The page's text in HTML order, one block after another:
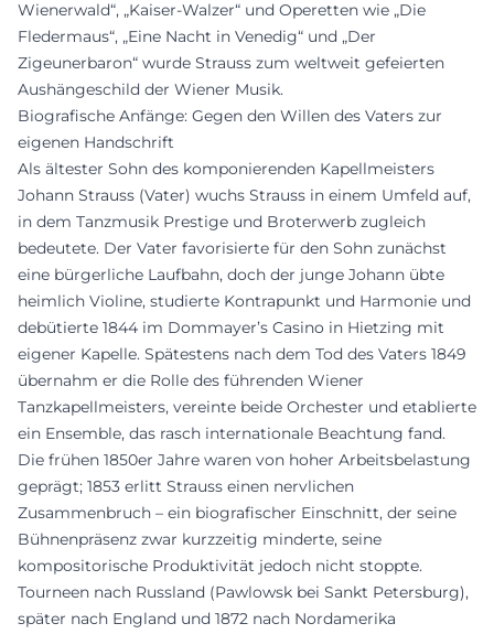
Wienerwald“, „Kaiser-Walzer“ und Operetten wie „Die
Fledermaus“, „Eine Nacht in Venedig“ und „Der
Zigeunerbaron“ wurde Strauss zum weltweit gefeierten
Aushängeschild der Wiener Musik.
Biografische Anfänge: Gegen den Willen des Vaters zur
eigenen Handschrift
Als ältester Sohn des komponierenden Kapellmeisters
Johann Strauss (Vater) wuchs Strauss in einem Umfeld auf,
in dem Tanzmusik Prestige und Broterwerb zugleich
bedeutete. Der Vater favorisierte für den Sohn zunächst
eine bürgerliche Laufbahn, doch der junge Johann übte
heimlich Violine, studierte Kontrapunkt und Harmonie und
debütierte 1844 im Dommayer’s Casino in Hietzing mit
eigener Kapelle. Spätestens nach dem Tod des Vaters 1849
übernahm er die Rolle des führenden Wiener
Tanzkapellmeisters, vereinte beide Orchester und etablierte
ein Ensemble, das rasch internationale Beachtung fand.
Die frühen 1850er Jahre waren von hoher Arbeitsbelastung
geprägt; 1853 erlitt Strauss einen nervlichen
Zusammenbruch – ein biografischer Einschnitt, der seine
Bühnenpräsenz zwar kurzzeitig minderte, seine
kompositorische Produktivität jedoch nicht stoppte.
Tourneen nach Russland (Pawlowsk bei Sankt Petersburg),
später nach England und 1872 nach Nordamerika